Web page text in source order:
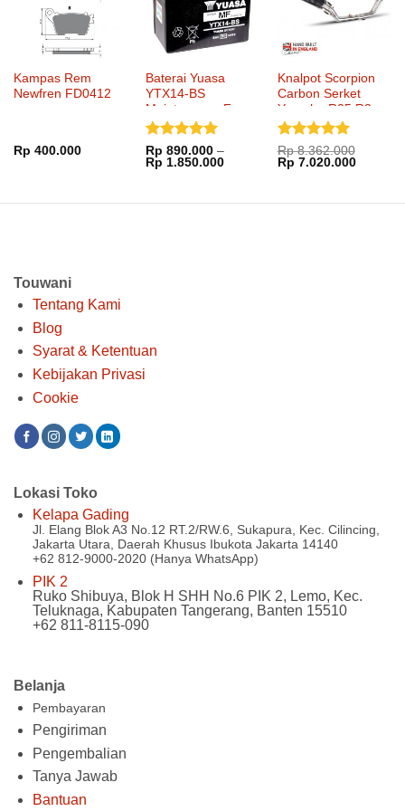
Kampas Rem
Newfren FD0412
Rp 400.000
Baterai Yuasa
YTX14-BS
Maintenance Free
Dinilai 5
dari 5
Rp 890.000 –
Rp 1.850.000Rentang
Rp 1.850.000
Knalpot Scorpion
Carbon Serket
Yamaha R25 R3
Full System
Dinilai5
dari 5
Rp8.362.000
Harga
aslinya
Rp 7.020.000Harga
Rp
Touwani
Tentang Kami
Blog
Syarat & Ketentuan
Kebijakan Privasi
Cookie
Belanja
Pembayaran
Pengiriman
Pengembalian
Tanya Jawab
Bantuan
Lokasi Toko
Kelapa Gading
Jl. Elang Blok A3 No.12 RT.2/RW.6, Sukapura, Kec. Cilincing,
Jakarta Utara, Daerah Khusus Ibukota Jakarta 14140
+62 812-9000-2020 (Hanya WhatsApp)
PIK 2
Ruko Shibuya, Blok H SHH No.6 PIK 2, Lemo, Kec.
Teluknaga, Kabupaten Tangerang, Banten 15510
+62 811-8115-090